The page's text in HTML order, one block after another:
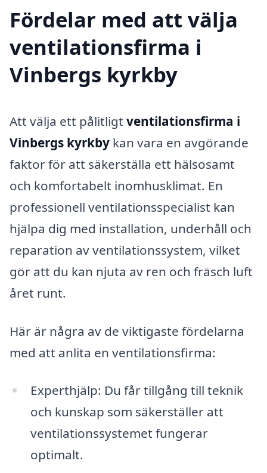
Fördelar med att välja
ventilationsfirma i
Vinbergs kyrkby
Att välja ett pålitligt ventilationsfirma i
Vinbergs kyrkby kan vara en avgörande
faktor för att säkerställa ett hälsosamt
och komfortabelt inomhusklimat. En
professionell ventilationsspecialist kan
hjälpa dig med installation, underhåll och
reparation av ventilationssystem, vilket
gör att du kan njuta av ren och fräsch luft
året runt.
Här är några av de viktigaste fördelarna
med att anlita en ventilationsfirma:
Experthjälp: Du får tillgång till teknik
och kunskap som säkerställer att
ventilationssystemet fungerar
optimalt.